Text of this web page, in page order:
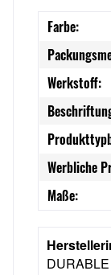
Farbe:
Werkstoff:
Werbliche
Maße: